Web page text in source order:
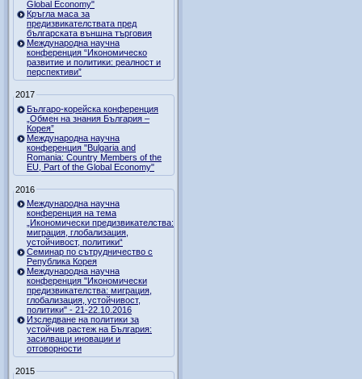
Global Economy"
Кръгла маса за
предизвикателствата пред
българската външна търговия
Международна научна
конференция “Икономическо
развитие и политики: реалност и
перспективи”
2017
Българо-корейска конференция
„Обмен на знания България –
Корея”
Международна научна
конференция "Bulgaria and
Romania: Country Members of the
EU, Part of the Global Economy"
2016
Международна научна
конференция на тема
„Икономически предизвикателства:
миграция, глобализация,
устойчивост, политики“
Семинар по сътрудничество с
Република Корея
Международна научна
конференция "Икономически
предизвикателства: миграция,
глобализация, устойчивост,
политики" - 21-22.10.2016
Изследване на политики за
устойчив растеж на България:
засилващи иновации и
отговорности
2015